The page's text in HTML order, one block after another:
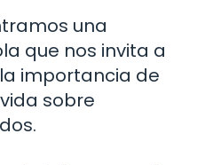
una
que nos invita a
importancia de
sobre